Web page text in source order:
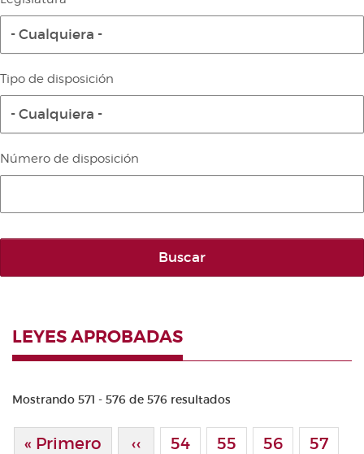
Diario de la Diputación Permanente
Informe BOC
Publicaciones no oficiales
Anuario de Derecho Parlamentario
Cortes Forales
Otras publicaciones
- Cualquiera -
Tipo de disposición
- Cualquiera -
Número de disposición
Buscar
LEYES APROBADAS
Mostrando 571 - 576 de 576 resultados
Paginación
Primera Página
« Primero Página Anterior
‹‹ Page
54 Page
55 Page
56 Page
57